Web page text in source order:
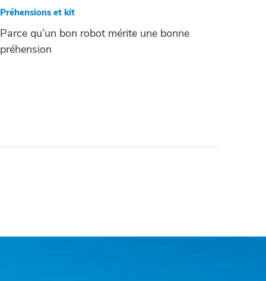
Préhensions et kit
Parce qu’un bon robot mérite une bonne
préhension